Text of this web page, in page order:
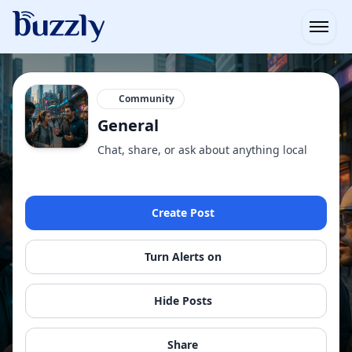
Community
General
Chat, share, or ask about anything local
Create Post
Turn Alerts on
Hide Posts
Share